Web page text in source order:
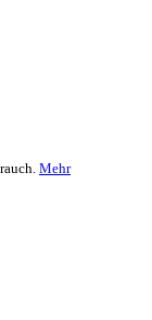
Mehr